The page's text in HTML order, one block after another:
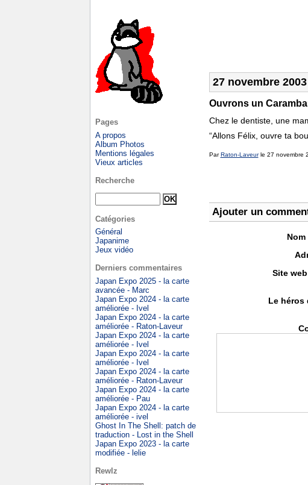
27 novembre 2003
Ouvrons un
Chez le dentiste, une
“Allons Félix, ouvre ta
ParRaton-Laveurle 27 novembre
Ajouter un
Le héros
Pages
A propos
Album Photos
Mentions légales
Vieux articles
Recherche
Catégories
Général
Japanime
Jeux vidéo
Derniers commentaires
Japan Expo 2025 - la carte
avancée - Marc
Japan Expo 2024 - la carte
améliorée - Ivel
Japan Expo 2024 - la carte
améliorée - Raton-Laveur
Japan Expo 2024 - la carte
améliorée - Ivel
Japan Expo 2024 - la carte
améliorée - Ivel
Japan Expo 2024 - la carte
améliorée - Raton-Laveur
Japan Expo 2024 - la carte
améliorée - Pau
Japan Expo 2024 - la carte
améliorée - ivel
Ghost In The Shell: patch de
traduction - Lost in the Shell
Japan Expo 2023 - la carte
modifiée - lelie
Rewlz